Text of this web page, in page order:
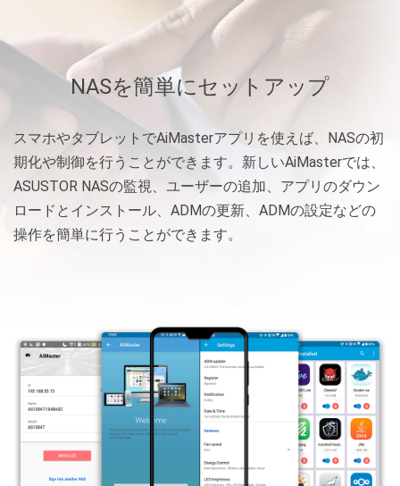
NASを簡単にセットアップ
スマホやタブレットでAiMasterアプリを使えば、NASの初
期化や制御を行うことができます。新しいAiMasterでは、
ASUSTOR NASの監視、ユーザーの追加、アプリのダウン
ロードとインストール、ADMの更新、ADMの設定などの
操作を簡単に行うことができます。